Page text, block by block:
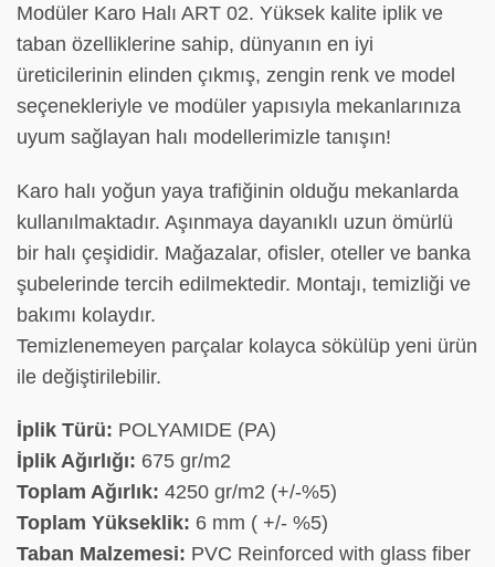
Modüler Karo Halı ART 02. Yüksek kalite iplik ve
taban özelliklerine sahip, dünyanın en iyi
üreticilerinin elinden çıkmış, zengin renk ve model
seçenekleriyle ve modüler yapısıyla mekanlarınıza
uyum sağlayan halı modellerimizle tanışın!
Karo halı yoğun yaya trafiğinin olduğu mekanlarda
kullanılmaktadır. Aşınmaya dayanıklı uzun ömürlü
bir halı çeşididir. Mağazalar, ofisler, oteller ve banka
şubelerinde tercih edilmektedir. Montajı, temizliği ve
bakımı kolaydır.
Temizlenemeyen parçalar kolayca sökülüp yeni ürün
ile değiştirilebilir.
İplik Türü: POLYAMIDE (PA)
İplik Ağırlığı: 675 gr/m2
Toplam Ağırlık: 4250 gr/m2 (+/-%5)
Toplam Yükseklik: 6 mm ( +/- %5)
Taban Malzemesi: PVC Reinforced with glass fiber